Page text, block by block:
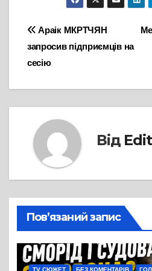
Навігація
записів
Араік МКРТЧЯН
запросив підприємців на
сесію
Від
Пов’язаний запис
TV СЮЖЕТ БЕЗ КОМЕНТАРІВ